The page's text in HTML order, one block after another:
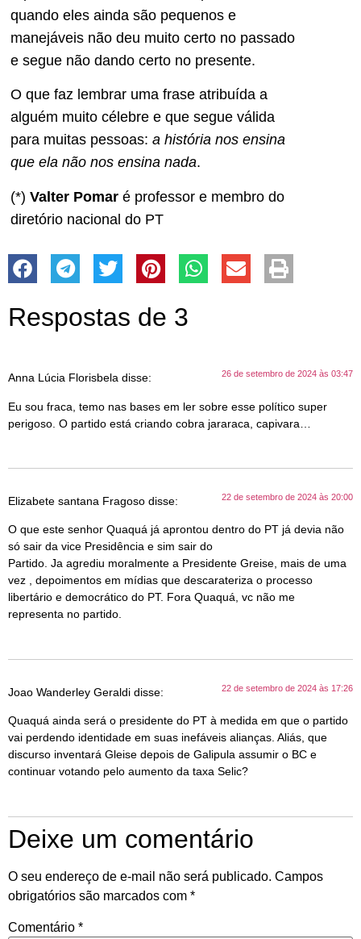
quando eles ainda são pequenos e
manejáveis não deu muito certo no passado
e segue não dando certo no presente.
O que faz lembrar uma frase atribuída a
alguém muito célebre e que segue válida
para muitas pessoas: a história nos ensina
que ela não nos ensina nada.
(*) Valter Pomar é professor e membro do
diretório nacional do PT
Respostas de 3
Anna Lúcia Florisbela disse: 26 de setembro de 2024 às 03:47
Eu sou fraca, temo nas bases em ler sobre esse político super
perigoso. O partido está criando cobra jararaca, capivara…
Elizabete santana Fragoso disse: 22 de setembro de 2024 às 20:00
O que este senhor Quaquá já aprontou dentro do PT já devia não
só sair da vice Presidência e sim sair do
Partido. Ja agrediu moralmente a Presidente Greise, mais de uma
vez , depoimentos em mídias que descarateriza o processo
libertário e democrático do PT. Fora Quaquá, vc não me
representa no partido.
Joao Wanderley Geraldi disse: 22 de setembro de 2024 às 17:26
Quaquá ainda será o presidente do PT à medida em que o partido
vai perdendo identidade em suas inefáveis alianças. Aliás, que
discurso inventará Gleise depois de Galipula assumir o BC e
continuar votando pelo aumento da taxa Selic?
Deixe um comentário
O seu endereço de e-mail não será publicado. Campos
obrigatórios são marcados com *
Comentário *